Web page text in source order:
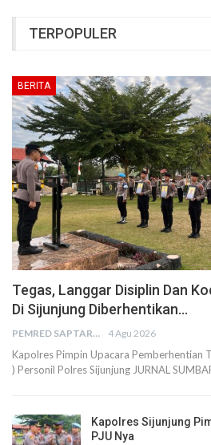
TERPOPULER
BERITA
Tegas, Langgar Disiplin Dan
Di Sijunjung Diberhentikan…
PEMRED SAPTARIUS 4 Agu 2026
Kapolres Pimpin Upacara Pemberhentian
) Personil Polres Sijunjung JURNAL
Kapolres Sijunjung
PJU Nya